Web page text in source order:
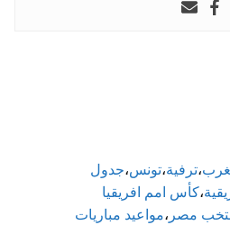
،ترفية،تونس،جدول
،كأس امم افريقيا
مصر ،مواعيد مباريات